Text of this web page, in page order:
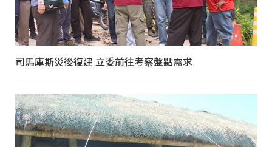
司馬庫斯災後復建 立委前往考察盤點需求